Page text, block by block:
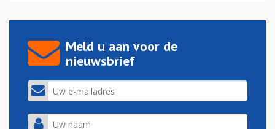
Meld u aan voor de
nieuwsbrief